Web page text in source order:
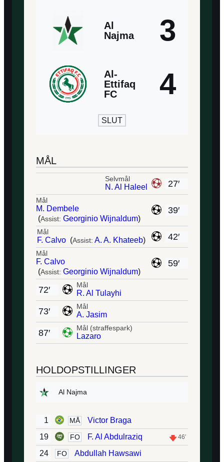
Al
Najma
3
Al-
Ettifaq
FC
4
SLUT
MÅL
27′
Selvmål
N. Al Haleel
39′
Mål
M. Dembele
(Assist: Georginio Wijnaldum)
42′
Mål
F. Calvo (Assist: A. A. Khateeb)
59′
Mål
F. Calvo
(Assist: Georginio Wijnaldum)
Mål
R. Al Tulayhi
72′
Mål
A. Jasim
73′
Mål (straffespark)
Lazaro
87′
HOLDOPSTILLINGER
Al Najma
1 MÅ
Victor Braga
19
FO F. Al Abdulraziq 46′
24 FO
Abdullah Hawsawi